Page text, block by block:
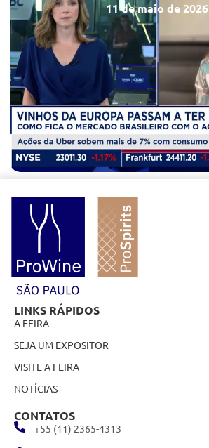
11 de maio de 2026
LINKS RÁPIDOS
A FEIRA
SEJA UM EXPOSITOR
VISITE A FEIRA
NOTÍCIAS
+55 (11) 2365-4313
CONTATOS